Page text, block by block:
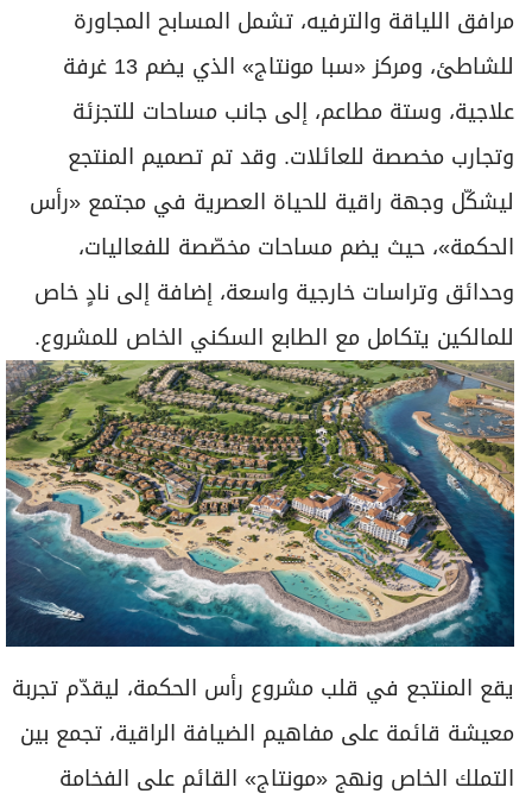
مرافق اللياقة والترفيه، تشمل المسابح المجاورة
للشاطئ، ومركز «سبا مونتاج» الذي يضم 13 غرفة
علاجية، وستة مطاعم، إلى جانب مساحات للتجزئة
وتجارب مخصصة للعائلات. وقد تم تصميم المنتجع
ليشكّل وجهة راقية للحياة العصرية في مجتمع «رأس
الحكمة»، حيث يضم مساحات مخصّصة للفعاليات،
وحدائق وتراسات خارجية واسعة، إضافة إلى نادٍ خاص
للمالكين يتكامل مع الطابع السكني الخاص للمشروع.
يقع المنتجع في قلب مشروع رأس الحكمة، ليقدّم تجربة
معيشة قائمة على مفاهيم الضيافة الراقية، تجمع بين
التملك الخاص ونهج «مونتاج» القائم على الفخامة